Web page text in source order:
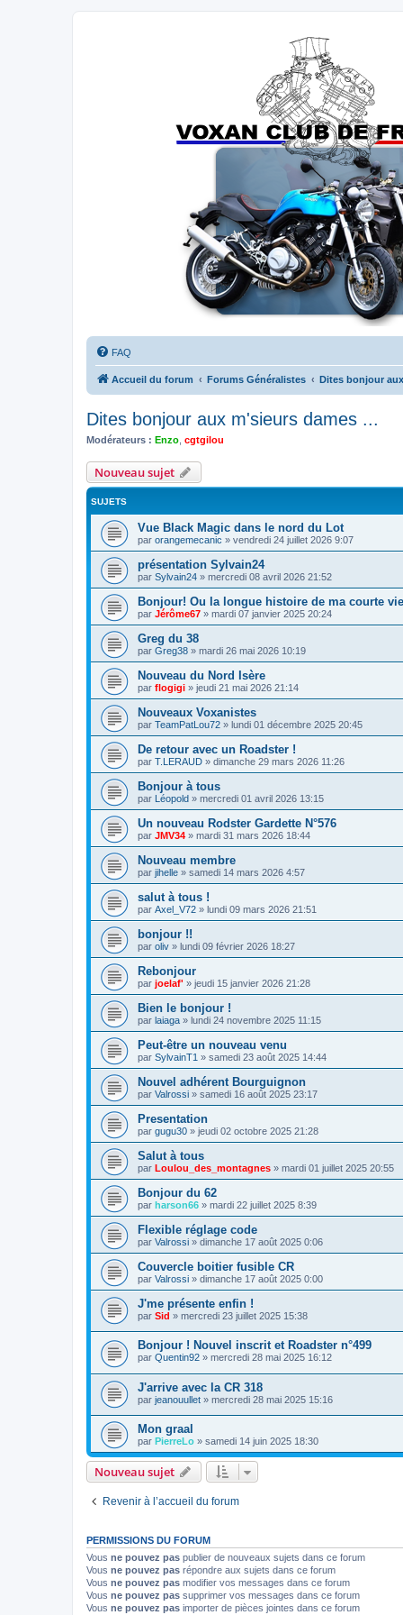
Forums du Voxan Club de France
FAQ
Accueil du forum Forums Généralistes Dites bonjour
Dites bonjour aux m'sieurs dames ...
Modérateurs : Enzo cgtgilou
Nouveau sujet
SUJETS
Vue Black Magic dans le nord du Lot
par orangemecanic » vendredi 24 juillet 2026 9:07
présentation Sylvain24
par Sylvain24 » mercredi 08 avril 2026 21:52
Bonjour! Ou la longue histoire de ma courte
par Jérôme67 » mardi 07 janvier 2025 20:24
Greg du 38
par Greg38 » mardi 26 mai 2026 10:19
Nouveau du Nord Isère
par flogigi » jeudi 21 mai 2026 21:14
Nouveaux Voxanistes
par TeamPatLou72 » lundi 01 décembre 2025 20:45
De retour avec un Roadster !
par T.LERAUD » dimanche 29 mars 2026 11:26
Bonjour à tous
par Léopold » mercredi 01 avril 2026 13:15
Un nouveau Rodster Gardette N°576
par JMV34 » mardi 31 mars 2026 18:44
Nouveau membre
par jihelle » samedi 14 mars 2026 4:57
salut à tous !
par Axel_V72 » lundi 09 mars 2026 21:51
bonjour !!
par oliv » lundi 09 février 2026 18:27
Rebonjour
par joelaf' » jeudi 15 janvier 2026 21:28
Bien le bonjour !
par laiaga » lundi 24 novembre 2025 11:15
Peut-être un nouveau venu
par SylvainT1 » samedi 23 août 2025 14:44
Nouvel adhérent Bourguignon
par Valrossi » samedi 16 août 2025 23:17
Presentation
par gugu30 » jeudi 02 octobre 2025 21:28
Salut à tous
par Loulou_des_montagnes » mardi 01 juillet 2025 20:55
Bonjour du 62
par harson66 » mardi 22 juillet 2025 8:39
Flexible réglage code
par Valrossi » dimanche 17 août 2025 0:06
Couvercle boitier fusible CR
par Valrossi » dimanche 17 août 2025 0:00
J'me présente enfin !
par Sid » mercredi 23 juillet 2025 15:38
Bonjour ! Nouvel inscrit et Roadster n°499
par Quentin92 » mercredi 28 mai 2025 16:12
J'arrive avec la CR 318
par jeanouullet » mercredi 28 mai 2025 15:16
Mon graal
par PierreLo » samedi 14 juin 2025 18:30
Nouveau sujet
Revenir à l’accueil du forum
PERMISSIONS DU FORUM
Vous ne pouvez pas publier de nouveaux sujets dans ce forum
Vous ne pouvez pas répondre aux sujets dans ce forum
Vous ne pouvez pas modifier vos messages dans ce forum
Vous ne pouvez pas supprimer vos messages dans ce forum
Vous ne pouvez pas importer de pièces jointes dans ce forum